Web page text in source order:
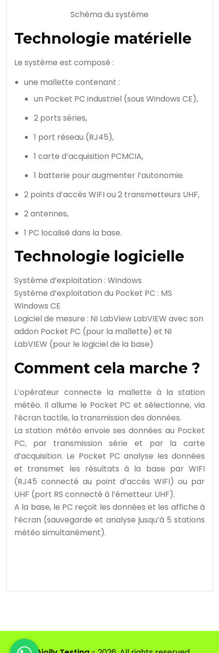
Schéma du système
Technologie matérielle
Le système est composé :
une mallette contenant :
un Pocket PC industriel (sous Windows CE),
2 ports séries,
1 port réseau (RJ45),
1 carte d’acquisition PCMCIA,
1 batterie pour augmenter l’autonomie.
2 points d’accès WIFI ou 2 transmetteurs UHF,
2 antennes,
1 PC localisé dans la base.
Technologie logicielle
Système d’exploitation : Windows
Système d’exploitation du Pocket PC : MS
Windows CE
Logiciel de mesure : NI LabView LabVIEW avec son
addon Pocket PC (pour la mallette) et NI
LabVIEW (pour le logiciel de la base)
Comment cela marche ?
L’opérateur connecte la mallette à la station
météo. Il allume le Pocket PC et sélectionne, via
l’écran tactile, la transmission des données.
La station météo envoie ses données au Pocket
PC, par transmission série et par la carte
d’acquisition. Le Pocket PC analyse les données
et transmet les résultats à la base par WIFI
(RJ45 connecté au point d’accès WIFI) ou par
UHF (port RS connecté à l’émetteur UHF).
A la base, le PC reçoit les données et les affiche à
l’écran (sauvegarde et analyse jusqu’à 5 stations
météo simultanément).